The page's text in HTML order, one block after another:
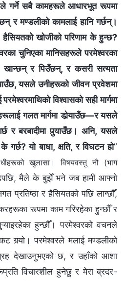
गर्ने सबै कामहरूले आधारभूत रूपमा
र मण्डलीको कामलाई हानि गर्छन्।
हैसियतको खोजीको परिणाम के हुन्छ?
चुनिएका मानिसहरूले परमेश्‍वरका
खान्छन् र पिउँछन्, र कसरी सत्यता
यसले उनीहरूको जीवन प्रवेशमा
विश्‍वासको सही मार्गमा
गलत मार्गमा डोर्‍याउँछ—र यसले
र बरबादीमा पुर्‍याउँछ। अनि, यसले
गर्छ? यो बाधा, क्षति, र विघटन हो”
खुलासा। विषयवस्तु नौ (भाग
मैले के बुझेँ भने जब हामी आफ्नो
प्रतिष्ठा र हैसियतको पछि लाग्छौँ,
रूपमा काम गरिरहेका हुन्छौँ र
हुन्छौँ। परमेश्‍वरको वचनले
गर्‍यो। परमेश्‍वरले मलाई मण्डलीको
देखाउनुभएको छ, र उहाँको आशा
विचारशील हुनेछु र मेरा ब्रदर-